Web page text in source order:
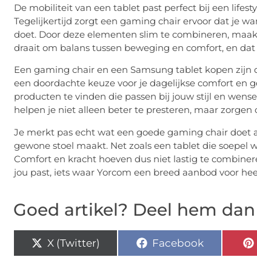
De mobiliteit van een tablet past perfect bij een
Tegelijkertijd zorgt een gaming chair ervoor dat je
doet. Door deze elementen slim te combineren,
draait om balans tussen beweging en comfort, en
Een gaming chair en een Samsung tablet kopen
een doordachte keuze voor je dagelijkse comfort en
producten te vinden die passen bij jouw stijl en
helpen je niet alleen beter te presteren, maar
Je merkt pas echt wat een goede gaming chair
gewone stoel maakt. Net zoals een tablet die soepel
Comfort en kracht hoeven dus niet lastig te
jou past, iets waar Yorcom een breed aanbod voor
Goed artikel? Deel hem
X (Twitter) Facebook